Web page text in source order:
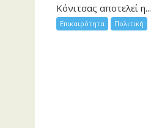
Κόνιτσας αποτελεί η...
Επικαιρότητα Πολιτική